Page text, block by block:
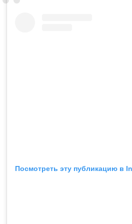
Посмотреть эту публикацию в